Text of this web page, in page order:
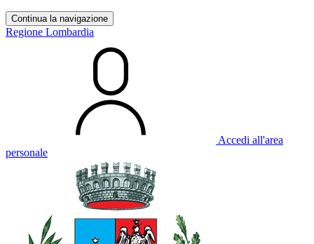
Continua la navigazione
Regione Lombardia
Accedi all'area
personale